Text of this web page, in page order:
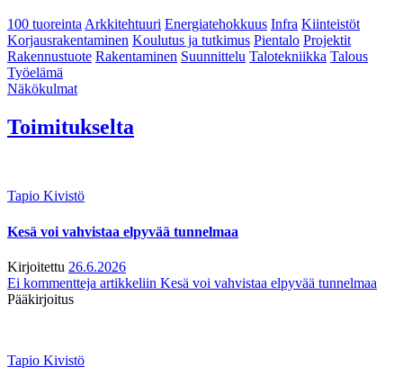
100 tuoreintaArkkitehtuuri Energiatehokkuus Infra Kiinteistöt
Korjausrakentaminen Koulutus ja tutkimus Pientalo Projektit
Rakennustuote Rakentaminen Suunnittelu Talotekniikka Talous
Työelämä
Näkökulmat
Toimitukselta
Tapio Kivistö
Kesä voi vahvistaa elpyvää tunnelmaa
Kirjoitettu 26.6.2026
Ei kommentteja artikkeliin Kesä voi vahvistaa elpyvää tunnelmaa
Pääkirjoitus
Tapio Kivistö